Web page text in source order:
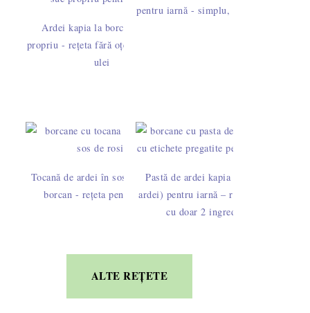
Ardei kapia la borcan în suc
propriu - rețeta fără oțet, zahăr sau
ulei
pentru iarnă - simplu, fără decojire
Tocană de ardei în sos de roșii la
borcan - rețeta pentru iarnă
Pastă de ardei kapia (bulion de
ardei) pentru iarnă – rețetă simplă
cu doar 2 ingrediente
ALTE REȚETE